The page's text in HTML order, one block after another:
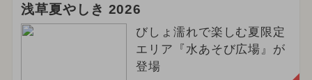
浅草夏やしき 2026
びしょ濡れで楽しむ夏限定
エリア『水あそび広場』が
登場